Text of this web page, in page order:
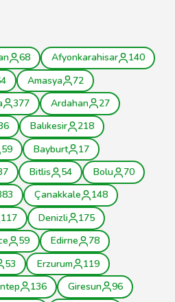
68 Afyonkarahisar
140
Amasya
72
377 Ardahan
27
Balıkesir
218
59 Bayburt
17
Bitlis 54 Bolu
70
Çanakkale
148
117 Denizli
175
59 Edirne
78
53 Erzurum
119
136 Giresun
96